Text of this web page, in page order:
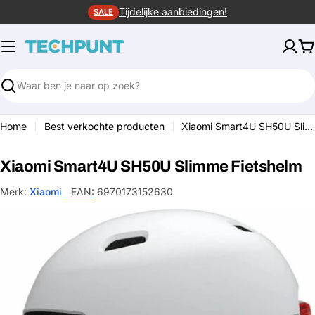
naar
inhoud
SALE Tijdelijke aanbiedingen!
Zoeken
Home Best verkochte producten Xiaomi Smart4U SH50U Slimme Fietshelm
Xiaomi Smart4U SH50U Slimme Fietshelm
Merk: Xiaomi EAN: 6970173152630